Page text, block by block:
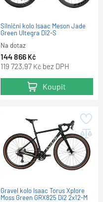
Silniční kolo Isaac Meson Jade
Green Ultegra Di2-S
Na dotaz
144 866 Kč
119 723,97 Kč bez DPH
Koupit
Gravel kolo Isaac Torus Xplore
Moss Green GRX825 Di2 2x12-M